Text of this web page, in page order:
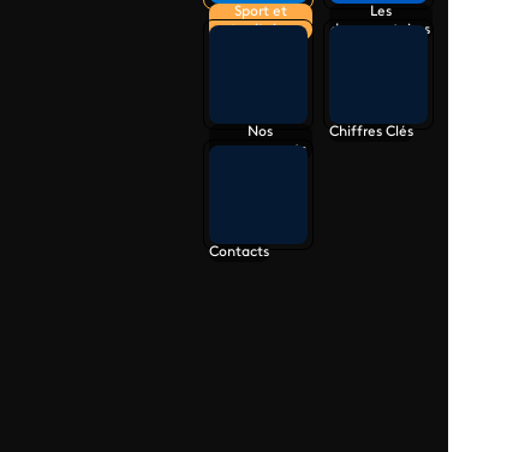
Sport et
territoire
Les
documentaires
Nos
engagements
Chiffres Clés
Contacts